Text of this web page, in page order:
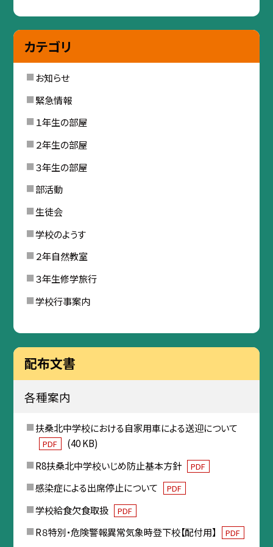
カテゴリ
お知らせ
緊急情報
１年生の部屋
２年生の部屋
３年生の部屋
部活動
生徒会
学校のようす
２年自然教室
３年生修学旅行
学校行事案内
配布文書
各種案内
扶桑北中学校における自家用車による送迎について
PDF
(40 KB)
R8扶桑北中学校いじめ防止基本方針
PDF
感染症による出席停止について PDF
学校給食欠食取扱 PDF
R８特別・危険警報異常気象時登下校【配付用】 PDF